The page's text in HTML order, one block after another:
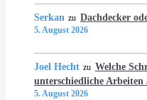
Serkan zu Dachdecker
5. August 2026
Joel Hecht zu Welche
unterschiedliche
5. August 2026